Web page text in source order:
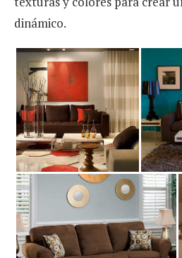
dinámico.